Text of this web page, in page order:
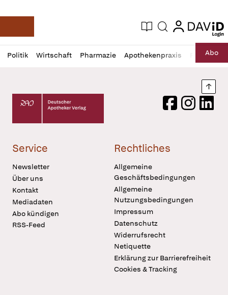
Deutsche Apotheker Zeitung
Aktuelle Ausgabe
Suche login
login
Politik Wirtschaft Pharmazie Apothekenpraxis RechtAbo
Profil
öffnen
Daz
Pur
Deutscher Apotheker Verlag Logo
FacebookInstagram
Service
Newsletter
Über uns
Kontakt
Mediadaten
Abo kündigen
RSS-Feed
Rechtliches
Allgemeine
Geschäftsbedingungen
Allgemeine
Nutzungsbedingungen
Impressum
Datenschutz
Widerrufsrecht
Netiquette
Erklärung zur Barrierefreiheit
Cookies & Tracking